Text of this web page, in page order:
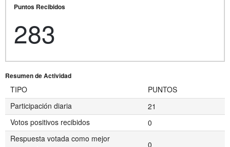
Puntos Recibidos
283
Resumen de Actividad
TIPO
PUNTOS
Participación diaria
21
Votos positivos recibidos
0
Respuesta votada como mejor
0